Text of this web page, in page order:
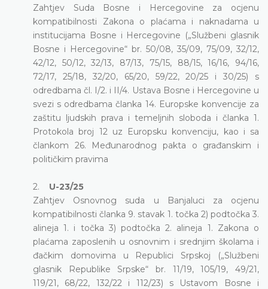
Zahtjev Suda Bosne i Hercegovine za ocjenu
kompatibilnosti Zakona o plaćama i naknadama u
institucijama Bosne i Hercegovine („Službeni glasnik
Bosne i Hercegovine“ br. 50/08, 35/09, 75/09, 32/12,
42/12, 50/12, 32/13, 87/13, 75/15, 88/15, 16/16, 94/16,
72/17, 25/18, 32/20, 65/20, 59/22, 20/25 i 30/25) s
odredbama čl. I/2. i II/4. Ustava Bosne i Hercegovine u
svezi s odredbama članka 14. Europske konvencije za
zaštitu ljudskih prava i temeljnih sloboda i članka 1.
Protokola broj 12 uz Europsku konvenciju, kao i sa
člankom 26. Međunarodnog pakta o građanskim i
političkim pravima
2. U-23/25
Zahtjev Osnovnog suda u Banjaluci za ocjenu
kompatibilnosti članka 9. stavak 1. točka 2) podtočka 3.
alineja 1. i točka 3) podtočka 2. alineja 1. Zakona o
plaćama zaposlenih u osnovnim i srednjim školama i
đačkim domovima u Republici Srpskoj („Službeni
glasnik Republike Srpske“ br. 11/19, 105/19, 49/21,
119/21, 68/22, 132/22 i 112/23) s Ustavom Bosne i